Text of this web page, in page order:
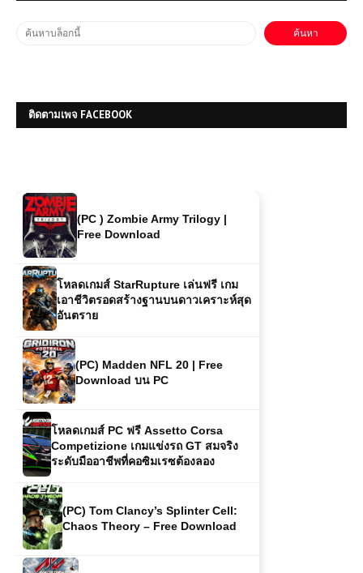
ติดตามเพจ FACEBOOK
โหลดเกมส์ (PC) Assassin's Creed
(PC ) Zombie Army Trilogy |
Free Download
เอาชีวิตรอดสร้างฐานบนดาวเคราะห์สุด
อันตราย
Download บน PC
โหลดเกมส์ PC ฟรี Assetto Corsa
Competizione เกมแข่งรถ GT สมจริง
ระดับมืออาชีพที่คอซิมเรซต้องลอง
(PC) Tom Clancy’s Splinter Cell:
Chaos Theory – Free Download
(PC) Assetto Corsa Rally | Free